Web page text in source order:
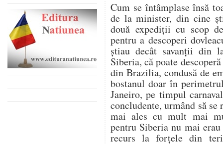
Cum se întâmplase însă
de la minister, din cine
două expediţii cu scop
pentru a descoperi
ştiau decât savanţii din
Siberia, că poate
din Brazilia, condusă de
bostanul doar în
Janeiro, pe timpul
concludente, urmând să
mai ales cu mult mai
pentru Siberia nu mai
recurs la forţele din